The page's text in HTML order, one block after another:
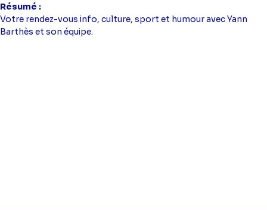
Résumé
Votre rendez-vous info, culture, sport et humour avec Yann
Barthès et son équipe.